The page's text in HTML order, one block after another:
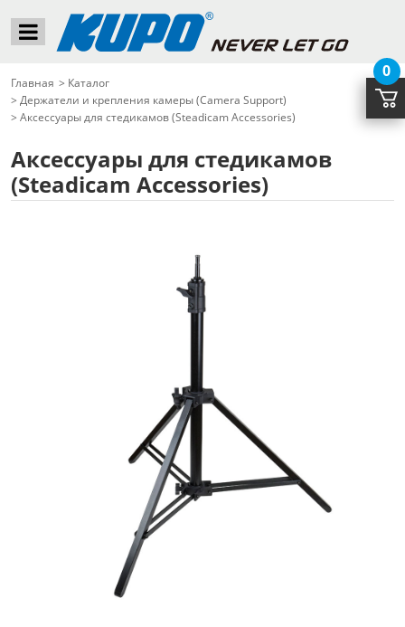
Главная > Каталог
> Держатели и крепления камеры (Camera Support)
> Аксессуары для стедикамов (Steadicam Accessories)
Аксессуары для стедикамов
(Steadicam Accessories)
0